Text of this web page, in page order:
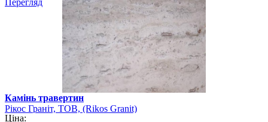
Камінь травертин
Рікос Граніт, ТОВ, (Rikos Granit)
Ціна: